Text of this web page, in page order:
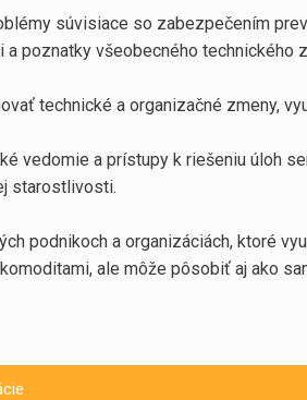
súvisiace so zabezpečením
poznatky všeobecného technického
technické a organizačné zmeny,
vedomie a prístupy k riešeniu úloh
starostlivosti.
podnikoch a organizáciách, ktoré
ale môže pôsobiť aj ako